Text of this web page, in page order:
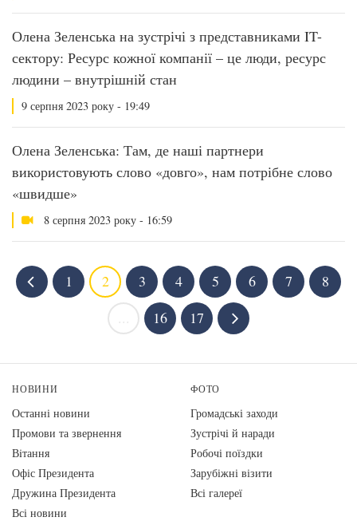
Олена Зеленська на зустрічі з представниками IT-
сектору: Ресурс кожної компанії – це люди, ресурс
людини – внутрішній стан
9 серпня 2023 року - 19:49
Олена Зеленська: Там, де наші партнери
використовують слово «довго», нам потрібне слово
«швидше»
8 серпня 2023 року - 16:59
1 2 3 4 5 6 7
8
16 17
НОВИНИ
Останні новини
Промови та звернення
Вiтання
Офіс Президента
Дружина Президента
Всі новини
ФОТО
Громадські заходи
Зустрічі й наради
Робочі поїздки
Зарубіжні візити
Всі галереї